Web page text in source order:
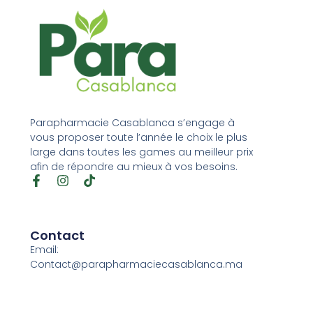
Parapharmacie Casablanca s’engage à
vous proposer toute l’année le choix le plus
large dans toutes les games au meilleur prix
afin de répondre au mieux à vos besoins.
Contact
Email:
Contact@parapharmaciecasablanca.ma